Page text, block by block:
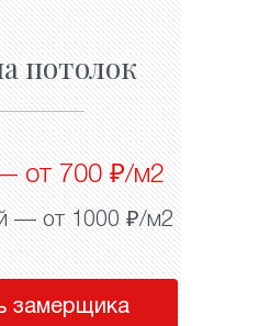
потолок
от 700 ₽/м2
— от 1000 ₽/м2
замерщика